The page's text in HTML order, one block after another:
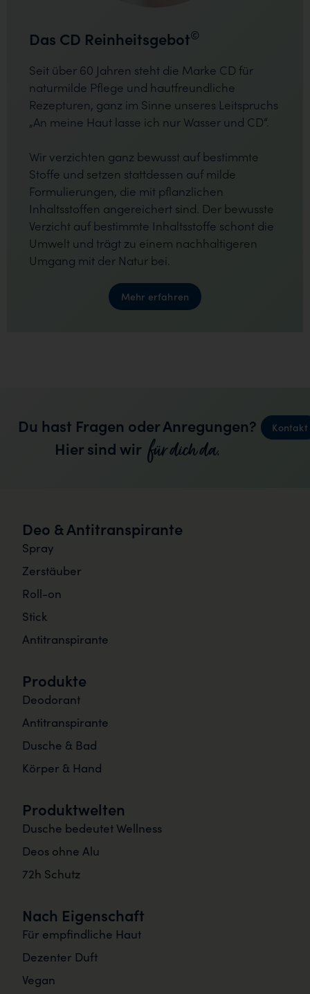
Das CD Reinheitsgebot©
Seit über 60 Jahren steht die Marke CD für
naturmilde Pflege und hautfreundliche
Rezepturen, ganz im Sinne unseres Leitspruchs
„An meine Haut lasse ich nur Wasser und CD“.
Wir verzichten ganz bewusst auf bestimmte
Stoffe und setzen stattdessen auf milde
Formulierungen, die mit pflanzlichen
Inhaltsstoffen angereichert sind. Der bewusste
Verzicht auf bestimmte Inhaltsstoffe schont die
Umwelt und trägt zu einem nachhaltigeren
Umgang mit der Natur bei.
Mehr erfahren
Du hast Fragen oder Anregungen?
Hier sind wir für dich da.
Kontakt
Deo & Antitranspirante
Spray
Zerstäuber
Roll-on
Stick
Antitranspirante
Produkte
Deodorant
Antitranspirante
Dusche & Bad
Körper & Hand
Produktwelten
Dusche bedeutet Wellness
Deos ohne Alu
72h Schutz
Nach Eigenschaft
Für empfindliche Haut
Dezenter Duft
Vegan